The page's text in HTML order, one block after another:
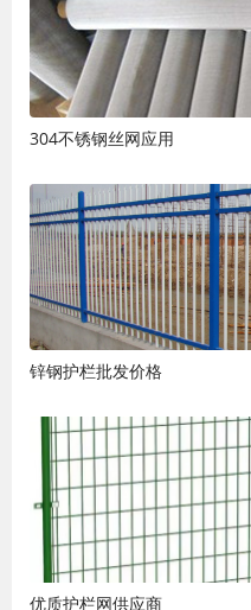
304不锈钢丝网应用
锌钢护栏批发价格
优质护栏网供应商